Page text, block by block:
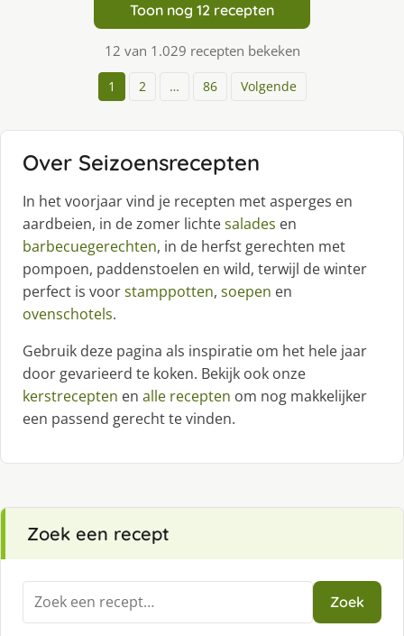
Toon nog 12 recepten
12 van 1.029 recepten bekeken
1 2 … 86 Volgende
Over Seizoensrecepten
In het voorjaar vind je recepten met asperges en
aardbeien, in de zomer lichtesalades en
barbecuegerechten, in de herfst gerechten met
pompoen, paddenstoelen en wild, terwijl de winter
perfect is voorstamppotten, soepen en
ovenschotels.
Gebruik deze pagina als inspiratie om het hele jaar
door gevarieerd te koken. Bekijk ook onze
kerstrecepten en alle recepten om nog makkelijker
een passend gerecht te vinden.
Zoek een recept
Zoeken
naar:
Zoek